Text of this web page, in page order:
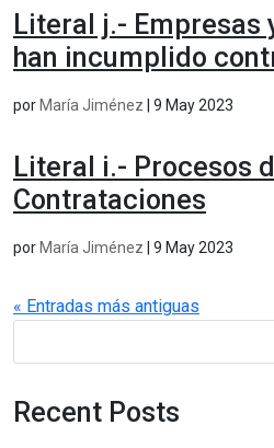
Literal j.- Empresas
han incumplido
por María Jiménez 9 May 2023
Literal i.- Procesos
Contrataciones
por María Jiménez 9 May 2023
« Entradas más antiguas
Recent Posts